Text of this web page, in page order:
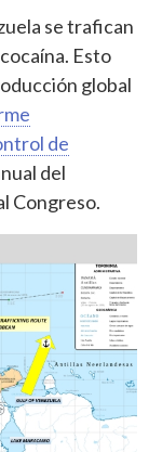
se trafican
Esto
global
de
del
Congreso.